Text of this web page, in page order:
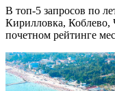
В топ-5 запросов по
Кирилловка, Коблево,
почетном рейтинге